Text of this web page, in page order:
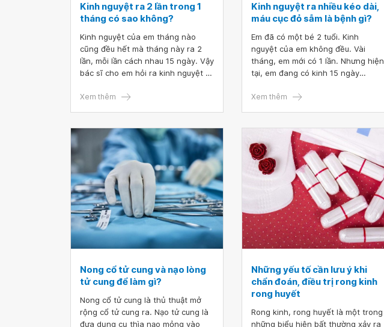
Kinh nguyệt ra 2 lần trong 1
tháng có sao không?
Kinh nguyệt của em tháng nào
cũng đều hết mà tháng này ra 2
lần, mỗi lần cách nhau 15 ngày. Vậy
bác sĩ cho em hỏi ra kinh nguyệt ra
Có phải do tác dụng phụ của thuốc
Xem thêm
Kinh nguyệt ra nhiều kéo dài,
máu cục đỏ sẫm là bệnh gì?
Em đã có một bé 2 tuổi. Kinh
nguyệt của em không đều. Vài
tháng, em mới có 1 lần. Nhưng hiện
tại, em đang có kinh 15 ngày
đầu, máu ra cục đỏ sẫm. Hiện tại,
nguyệt ra nhiều kéo dài, máu cục
đỏ sẫm là bệnh gì?
Xem thêm
Nong cổ tử cung và nạo lòng
tử cung để làm gì?
Nong cổ tử cung là thủ thuật mở
rộng cổ tử cung ra. Nạo tử cung là
đưa dụng cụ thìa nạo mỏng vào
Những yếu tố cần lưu ý khi
chẩn đoán, điều trị rong kinh
rong huyết
Rong kinh, rong huyết là một trong
những biểu hiện bất thường xảy ra